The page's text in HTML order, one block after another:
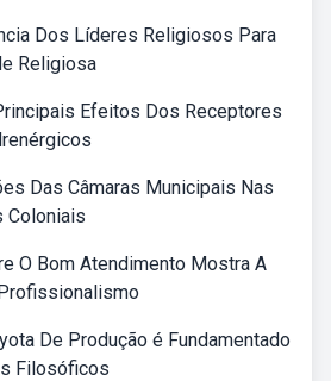
Dos Líderes Religiosos Para
Religiosa
Efeitos Dos Receptores
Das Câmaras Municipais Nas
Coloniais
O Bom Atendimento Mostra A
De Produção é Fundamentado
Filosóficos